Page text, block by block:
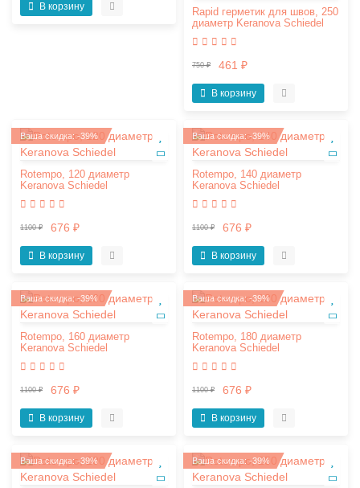
В корзину
Rapid герметик для швов, 250
диаметр Keranova Schiedel
750 ₽ 461 ₽
В корзину
Ваша скидка: -39%
Rotempo, 120 диаметр
Keranova Schiedel
1100 ₽ 676 ₽
В корзину
Ваша скидка: -39%
Rotempo, 140 диаметр
Keranova Schiedel
1100 ₽ 676 ₽
В корзину
Ваша скидка: -39%
Rotempo, 160 диаметр
Keranova Schiedel
1100 ₽ 676 ₽
В корзину
Ваша скидка: -39%
Rotempo, 180 диаметр
Keranova Schiedel
1100 ₽ 676 ₽
В корзину
Ваша скидка: -39% Ваша скидка: -39%